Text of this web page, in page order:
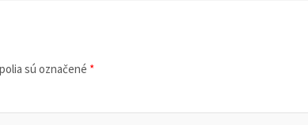
sú označené *